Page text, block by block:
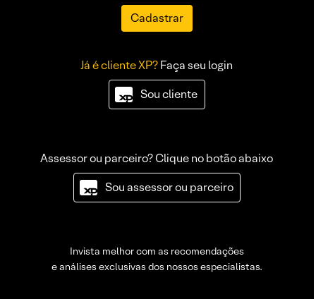
Cadastrar
Já é cliente XP?Faça seu login
Sou cliente
Assessor ou parceiro? Clique no botão abaixo
Sou assessor ou parceiro
Invista melhor com as recomendações
e análises exclusivas dos nossos especialistas.